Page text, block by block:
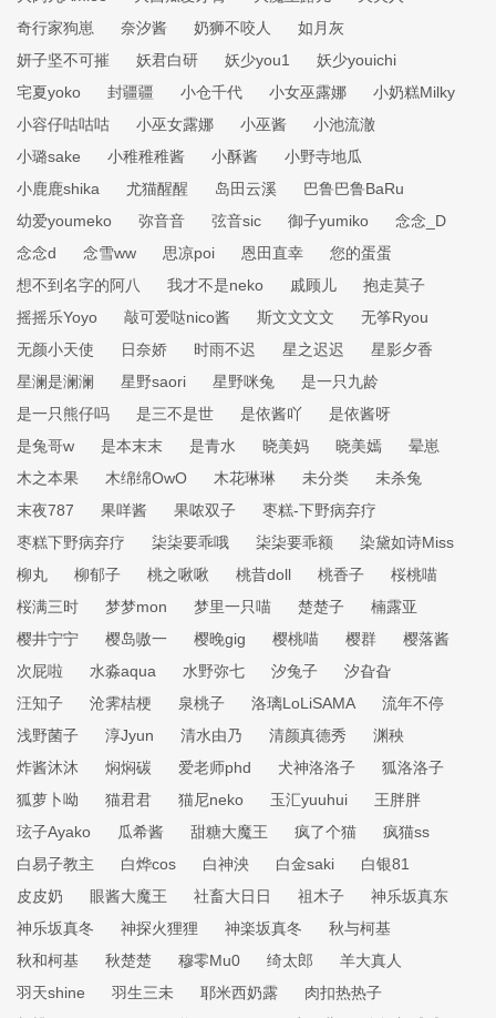
奇行家狗崽
奈汐酱 奶狮不咬人
如月灰
妍子坚不可摧
妖君白研 妖少you1
妖少youichi
宅夏yoko
封疆疆 小仓千代 小女巫露娜
小奶糕Milky
小容仔咕咕咕
小巫女露娜 小巫酱
小池流澈
小璐sake
小稚稚稚酱 小酥酱
小野寺地瓜
小鹿鹿shika
尤猫醒醒 岛田云溪
巴鲁巴鲁BaRu
幼爱youmeko
弥音音 弦音sic 御子yumiko
念念_D
念念d
念雪ww 思凉poi 恩田直幸
您的蛋蛋
想不到名字的阿八
我才不是neko 戚顾儿
抱走莫子
摇摇乐Yoyo
敲可爱哒nico酱 斯文文文文
无筝Ryou
无颜小天使
日奈娇 时雨不迟 星之迟迟
星影夕香
星澜是澜澜
星野saori 星野咪兔
是一只九龄
是一只熊仔吗
是三不是世 是依酱吖
是依酱呀
是兔哥w
是本末末 是青水 晓美妈 晓美嫣
晕崽
木之本果
木绵绵OwO 木花琳琳 未分类
未杀兔
末夜787
果咩酱 果哝双子
枣糕-下野病弃疗
枣糕下野病弃疗
柒柒要乖哦 柒柒要乖额
染黛如诗Miss
柳丸
柳郁子 桃之啾啾 桃昔doll 桃香子
桜桃喵
桜满三时
梦梦mon 梦里一只喵 楚楚子
楠露亚
樱井宁宁
樱岛嗷一 樱晚gig 樱桃喵 樱群
樱落酱
次屁啦
水淼aqua 水野弥七 汐兔子
汐旮旮
汪知子
沧霁桔梗 泉桃子 洛璃LoLiSAMA
流年不停
浅野菌子
淳Jyun 清水由乃 清颜真德秀
渊秧
炸酱沐沐
焖焖碳 爱老师phd 犬神洛洛子
狐洛洛子
狐萝卜呦
猫君君 猫尼neko 玉汇yuuhui
王胖胖
玹子Ayako
瓜希酱 甜糖大魔王 疯了个猫
疯猫ss
白易子教主
白烨cos 白神泱 白金saki
白银81
皮皮奶
眼酱大魔王 社畜大日日 祖木子
神乐坂真东
神乐坂真冬
神探火狸狸 神楽坂真冬
秋与柯基
秋和柯基
秋楚楚 穆零Mu0 绮太郎
羊大真人
羽天shine
羽生三未 耶米西奶露
肉扣热热子